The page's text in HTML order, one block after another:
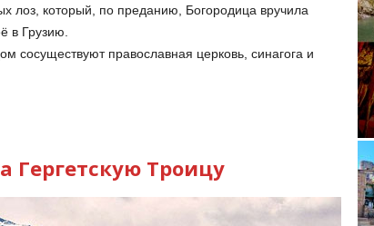
лоз, который, по преданию, Богородица вручила
в Грузию.
сосуществуют православная церковь, синагога и
Гергетскую Троицу